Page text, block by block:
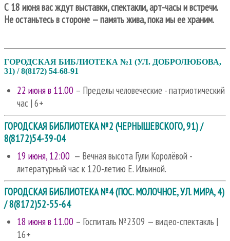
С 18 июня вас ждут выставки, спектакли, арт-часы и встречи.
Не останьтесь в стороне — память жива, пока мы ее храним.
ГОРОДСКАЯ БИБЛИОТЕКА №1 (УЛ. ДОБРОЛЮБОВА,
31) / 8(8172) 54-68-91
22 июня в 11.00 – Пределы человеческие - патриотический
час | 6+
ГОРОДСКАЯ БИБЛИОТЕКА №2 (ЧЕРНЫШЕВСКОГО, 91) /
8(8172)54-39-04
19 июня, 12:00 — Вечная высота Гули Королёвой -
литературный час к 120-летию Е. Ильиной.
ГОРОДСКАЯ БИБЛИОТЕКА №4 (ПОС. МОЛОЧНОЕ, УЛ. МИРА, 4)
/ 8(8172)52-55-64
18 июня в 11.00 – Госпиталь №2309 — видео-спектакль |
16+